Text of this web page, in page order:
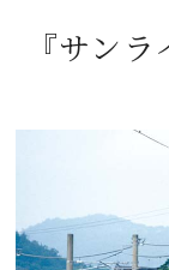
『サン